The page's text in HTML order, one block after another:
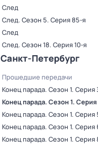
След
След. Сезон 5. Серия 85-я
След
След. Сезон 18. Серия 10-я
Санкт-Петербург
Прошедшие передачи
Конец парада. Сезон 1. Серия
Конец парада. Сезон 1.
Конец парада. Сезон 1. Серия
Конец парада. Сезон 1. Серия
Конец парада. Сезон 1. Серия